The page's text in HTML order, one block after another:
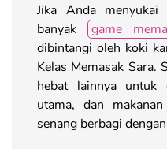
Jika Anda
banyak
game
dibintangi oleh koki
Kelas Memasak Sara.
hebat lainnya untuk
utama, dan
senang berbagi